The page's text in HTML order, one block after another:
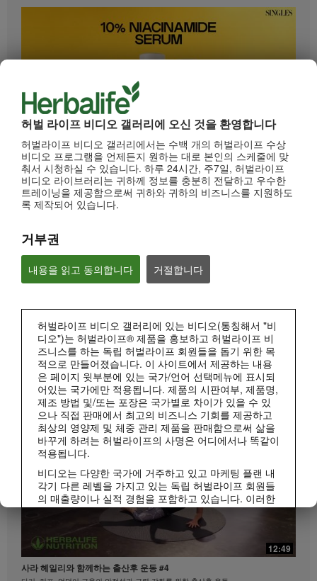
허벌 라이프 비디오 갤러리에 오신 것을 환영합니다
허벌라이프 비디오 갤러리에서는 수백 개의 허벌라이프 수상
비디오 프로그램을 언제든지 원하는 대로 본인의 스케줄에 맞
춰서 시청하실 수 있습니다. 하루 24시간, 주7일, 허벌라이프
비디오 라이브러리는 귀하께 정보를 충분히 전달하고 우수한
트레이닝을 제공함으로써 귀하와 귀하의 비즈니스를 지원하도
록 제작되어 있습니다.
거부권
내용을 읽고 동의합니다 거절합니다
허벌라이프 비디오 갤러리에 있는 비디오(통칭해서 "비
디오")는 허벌라이프® 제품을 홍보하고 허벌라이프 비
즈니스를 하는 독립 허벌라이프 회원들을 돕기 위한 목
적으로 만들어졌습니다. 이 사이트에서 제공하는 내용
은 페이지 윗부분에 있는 국가/언어 선택메뉴에 표시되
어있는 국가에만 적용됩니다. 제품의 시판여부, 제품명,
제조 방법 및/또는 포장은 국가별로 차이가 있을 수 있
으나 직접 판매에서 최고의 비즈니스 기회를 제공하고
최상의 영양제 및 체중 관리 제품을 판매함으로써 삶을
바꾸게 하려는 허벌라이프의 사명은 어디에서나 똑같이
적용됩니다.
비디오는 다양한 국가에 거주하고 있고 마케팅 플랜 내
각기 다른 레벨을 가지고 있는 독립 허벌라이프 회원들
의 매출량이나 실적 경험을 포함하고 있습니다. 이러한
수입은 사례로 제시된 개인들에게 적용되는 수치이지
평균치는 아닙니다. 또한 이 수치가 귀하의 예상 수입을
보장하지 않습니다. 귀하께서 비즈니스를 진행하시는
지역에 적용되는 가장 최근의 수입 실적 데이터를 참조
하시려면Herbalife.co.kr 또는 MyHerbalife.co.kr을 방문
하십시오.
0:33
HL/Skin 10% 나이아신아마이드 세럼 (롱폼)
"피부톤만 균일하게 정돈해도 피부가 몇 배는 예뻐보인다는 사실 알고 계시나요?"
1:15
매일 조금씩 젊어지는 시니어 저속노화 건강 루틴
저속노화 루틴 | 시니어 편
20대부터 시작하는 저속노화 라이프스타일
저속노화 루틴 | MZ세대 편
허벌라이프 피트니스 모두 보기
12:49
사라 헤일리와 함께하는 출산후 운동 #4